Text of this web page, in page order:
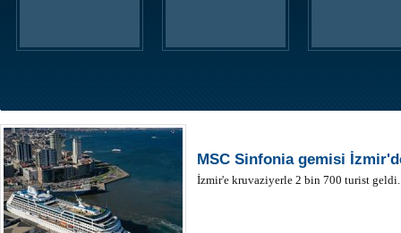
MSC Sinfonia gemisi
İzmir'e kruvaziyerle 2 bin 700 turist geldi.